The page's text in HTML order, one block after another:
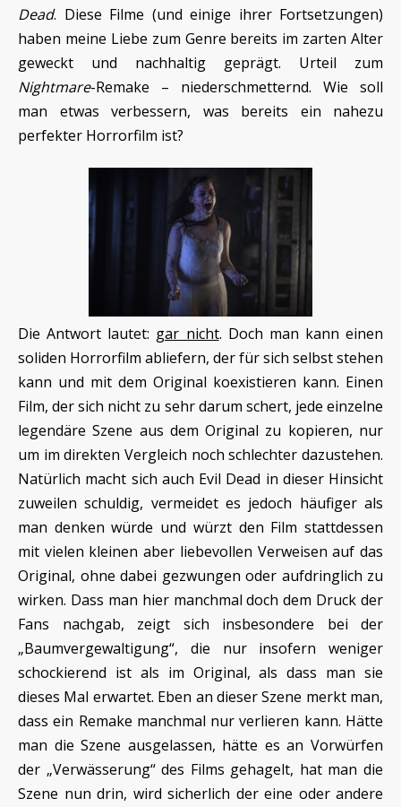
Dead. Diese Filme (und einige ihrer Fortsetzungen)
haben meine Liebe zum Genre bereits im zarten Alter
geweckt und nachhaltig geprägt. Urteil zum
Nightmare-Remake – niederschmetternd. Wie soll
man etwas verbessern, was bereits ein nahezu
perfekter Horrorfilm ist?
Die Antwort lautet: gar nicht. Doch man kann einen
soliden Horrorfilm abliefern, der für sich selbst stehen
kann und mit dem Original koexistieren kann. Einen
Film, der sich nicht zu sehr darum schert, jede einzelne
legendäre Szene aus dem Original zu kopieren, nur
um im direkten Vergleich noch schlechter dazustehen.
Natürlich macht sich auch Evil Dead in dieser Hinsicht
zuweilen schuldig, vermeidet es jedoch häufiger als
man denken würde und würzt den Film stattdessen
mit vielen kleinen aber liebevollen Verweisen auf das
Original, ohne dabei gezwungen oder aufdringlich zu
wirken. Dass man hier manchmal doch dem Druck der
Fans nachgab, zeigt sich insbesondere bei der
„Baumvergewaltigung“, die nur insofern weniger
schockierend ist als im Original, als dass man sie
dieses Mal erwartet. Eben an dieser Szene merkt man,
dass ein Remake manchmal nur verlieren kann. Hätte
man die Szene ausgelassen, hätte es an Vorwürfen
der „Verwässerung“ des Films gehagelt, hat man die
Szene nun drin, wird sicherlich der eine oder andere